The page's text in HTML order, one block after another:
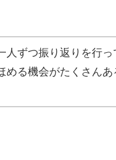
ずつ振り返りを行っ
る機会がたくさん